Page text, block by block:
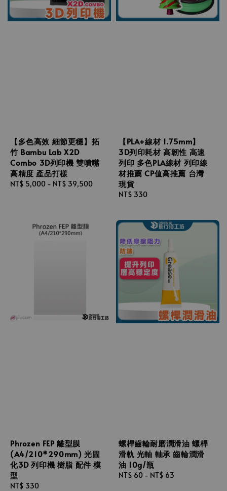
【多色高效 細節更穩】拓
竹 Bambu Lab X2D
Combo 3D列印機 雙噴嘴
高精度 產品打樣
Regular
NT$ 5,000 - NT$ 39,500
【PLA+線材 1.75mm】
3D列印耗材 高韌性 高速
列印 多色PLA線材 列印線
材推薦 CP值高推薦 台灣
現貨
Regular
NT$ 330
Phrozen FEP 離型膜
(A4/210*290mm) 光固
化3D 列印機 樹脂 配件 模
型
Regular
NT$ 330
螺桿齒輪耐磨潤滑油 螺桿
滑軌 光軸 軸承 齒輪潤滑
油 10g/瓶
Regular
NT$ 60 - NT$ 63